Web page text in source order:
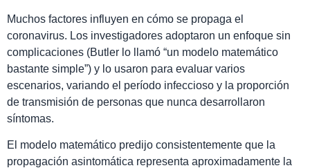
Muchos factores influyen en cómo se propaga el
coronavirus. Los investigadores adoptaron un enfoque sin
complicaciones (Butler lo llamó “un modelo matemático
bastante simple”) y lo usaron para evaluar varios
escenarios, variando el período infeccioso y la proporción
de transmisión de personas que nunca desarrollaron
síntomas.
El modelo matemático predijo consistentemente que la
propagación asintomática representa aproximadamente la